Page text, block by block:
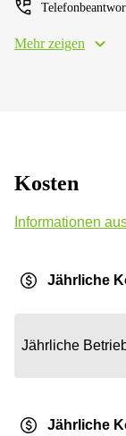
Mehr zeigen
Kosten
Informationen
Jährliche
Jährliche
Jährliche